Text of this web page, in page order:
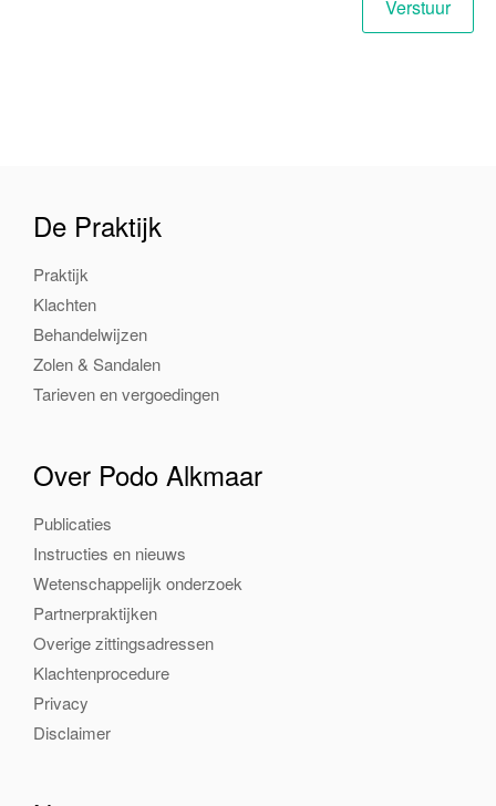
De Praktijk
Praktijk
Klachten
Behandelwijzen
Zolen & Sandalen
Tarieven en vergoedingen
Over Podo Alkmaar
Publicaties
Instructies en nieuws
Wetenschappelijk onderzoek
Partnerpraktijken
Overige zittingsadressen
Klachtenprocedure
Privacy
Disclaimer